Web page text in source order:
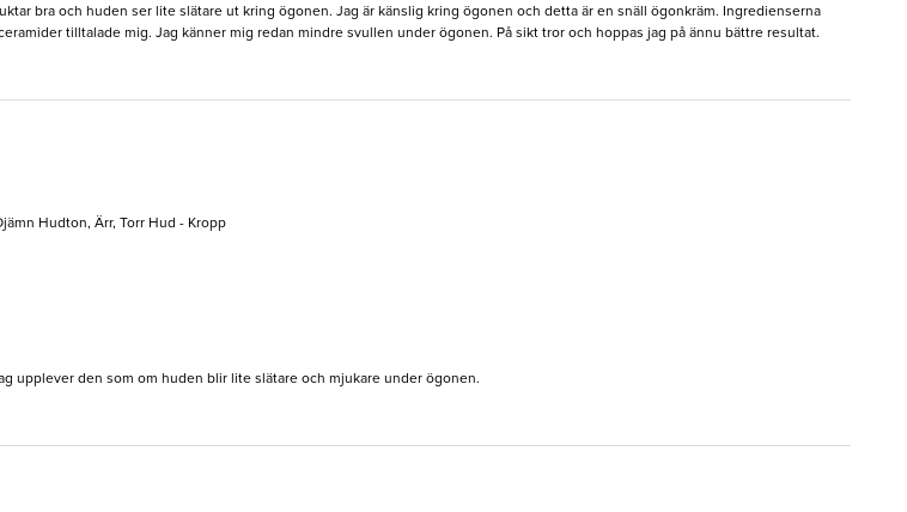
bra och huden ser lite slätare ut kring ögonen. Jag är känslig kring ögonen och detta är en snäll ögonkräm. Ingredienserna
tilltalade mig. Jag känner mig redan mindre svullen under ögonen. På sikt tror och hoppas jag på ännu bättre resultat.
Hudton, Ärr, Torr Hud - Kropp
upplever den som om huden blir lite slätare och mjukare under ögonen.